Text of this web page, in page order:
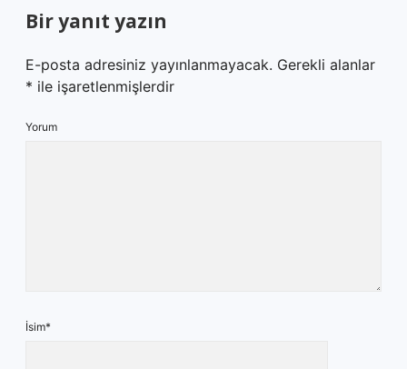
Bir yanıt yazın
E-posta adresiniz yayınlanmayacak. Gerekli alanlar
* ile işaretlenmişlerdir
Yorum
İsim*